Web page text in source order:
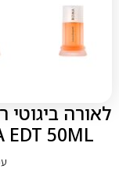
EDT 50ML